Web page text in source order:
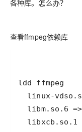
各种库。怎么办？
查看ffmpeg依赖库